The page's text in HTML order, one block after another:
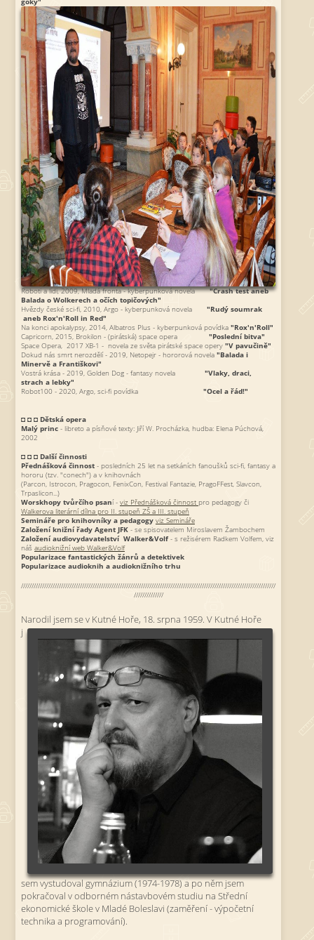
Roboti a lidi, 2009, Mladá fronta - kyberpunková novela"Crash test aneb
Balada o Wolkerech a očích topičových"
Hvězdy české sci-fi, 2010, Argo - kyberpunková novela "Rudý soumrak
aneb Rox'n'Roll in Red"
Na konci apokalypsy, 2014, Albatros Plus - kyberpunková povídka "Rox'n'Roll"
Capricorn, 2015, Brokilon - (pirátská) space opera "Poslední bitva"
Space Opera, 2017 XB-1 - novela ze světa pirátské space opery "V pavučině"
Dokud nás smrt nerozdělí - 2019, Netopejr - hororová novela"Balada i
Minervě a Františkovi"
Vostrá krása - 2019, Golden Dog - fantasy novela"Vlaky, draci,
strach a lebky"
Robot100 - 2020, Argo, sci-fi povídka "Ocel a řád!"
◘ ◘ ◘ Dětská opera
Malý princ - libreto a písňové texty: Jiří W. Procházka, hudba: Elena Púchová,
2002
◘ ◘ ◘ Další činnosti
Přednášková činnost - posledních 25 let na setkáních fanoušků sci-fi, fantasy a
hororu (tzv. "conech") a v knihovnách
(Parcon, Istrocon, Pragocon, FenixCon, Festival Fantazie, PragoFFest, Slavcon,
Trpaslicon...)
Worskhopy tvůrčího psaní - viz Přednášková činnost pro pedagogy či
Walkerova literární dílna pro II. stupeň ZŠ a III. stupeň
Semináře pro knihovníky a pedagogy viz Semináře
Založení knižní řady Agent JFK- se spisovatelem Miroslavem Žambochem
Založení audiovydavatelství Walker&Volf- s režisérem Radkem Volfem, viz
náš audioknižní web Walker&Volf
Popularizace fantastických žánrů a detektivek
Popularizace audioknih a audioknižního trhu
/////////////////////////////////////////////////////////////////////////////////////////////////////////////////////////
//////////////
Narodil jsem se v Kutné Hoře, 18. srpna 1959. V Kutné Hoře
j
sem vystudoval gymnázium (1974-1978) a po něm jsem
pokračoval v odborném nástavbovém studiu na Střední
ekonomické škole v Mladé Boleslavi (zaměření - výpočetní
technika a programování).